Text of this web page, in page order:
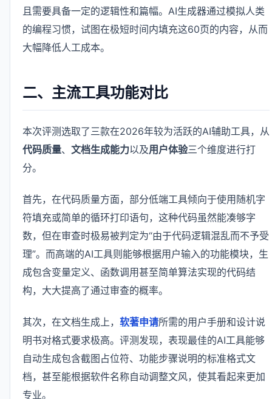
且需要具备一定的逻辑性和篇幅。AI生成器通过模拟人类
的编程习惯，试图在极短时间内填充这60页的内容，从而
大幅降低人工成本。
二、主流工具功能对比
本次评测选取了三款在2026年较为活跃的AI辅助工具，从
代码质量、 文档生成能力以及用户体验三个维度进行打
分。
首先，在代码质量方面，部分低端工具倾向于使用随机字
符填充或简单的循环打印语句，这种代码虽然能凑够字
数，但在审查时极易被判定为“由于代码逻辑混乱而不予受
理”。而高端的AI工具则能够根据用户输入的功能模块，生
成包含变量定义、函数调用甚至简单算法实现的代码结
构，大大提高了通过审查的概率。
其次，在文档生成上， 软著申请所需的用户手册和设计说
明书对格式要求极高。评测发现，表现最佳的AI工具能够
自动生成包含截图占位符、功能步骤说明的标准格式文
档，甚至能根据软件名称自动调整文风，使其看起来更加
专业。